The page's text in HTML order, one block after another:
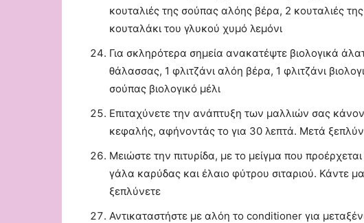
κουταλιές της σούπας αλόης βέρα, 2 κουταλιές
κουταλάκι του γλυκού χυμό λεμόνι
Για σκληρότερα σημεία ανακατέψτε βιολογικά
θάλασσας, 1 φλιτζάνι αλόη βέρα, 1 φλιτζάνι
σούπας βιολογικό μέλι
Επιταχύνετε την ανάπτυξη των μαλλιών σας
κεφαλής, αφήνοντάς το για 30 λεπτά. Μετά
Μειώστε την πιτυρίδα, με το μείγμα που
γάλα καρύδας και έλαιο φύτρου σιταριού. Κάντε
ξεπλύνετε
Αντικαταστήστε με αλόη το conditioner για